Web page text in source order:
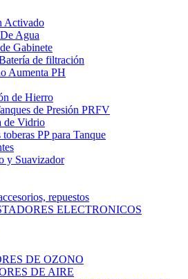
Activado
Agua
Gabinete
de filtración
Aumenta PH
de Hierro
de Presión PRFV
de Vidrio
PP para Tanque
y Suavizador
repuestos
ELECTRONICOS
DE OZONO
DE AIRE